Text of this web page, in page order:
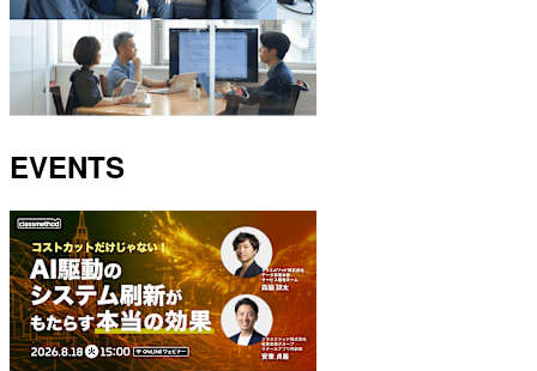
EVENTS